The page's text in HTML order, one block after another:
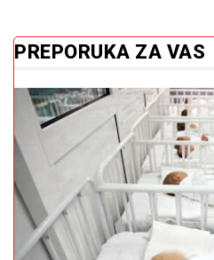
Srpska bogatija za 15
stiglo u Doboju